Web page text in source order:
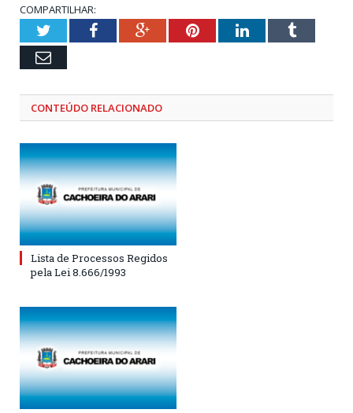
COMPARTILHAR:
TwitterFacebookGoogle+PinterestLinkedInTumblr
Email
CONTEÚDO RELACIONADO
Lista de Processos Regidos
pela Lei 8.666/1993